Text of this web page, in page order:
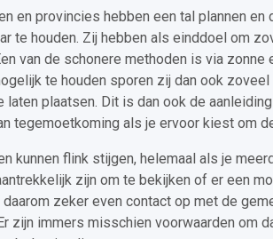
en provincies hebben een tal plannen
te houden. Zij hebben als einddoel om
van de schonere methoden is via zonne
te houden sporen zij dan ook
laten plaatsen. Dit is dan ook de
tegemoetkoming als je ervoor kiest om
kunnen flink stijgen, helemaal als je
zijn om te bekijken of er een
daarom zeker even contact op met de
zijn immers misschien voorwaarden om